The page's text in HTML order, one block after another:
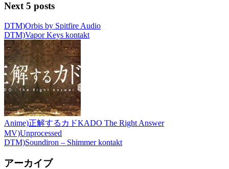
Next 5 posts
DTM)Orbis by Spitfire Audio
DTM)Vapor Keys kontakt
Anime)正解するカドKADO The Right Answer
MV)Unprocessed
DTM)Soundiron – Shimmer kontakt
アーカイブ